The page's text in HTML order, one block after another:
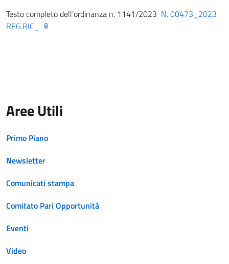
Testo completo dell’ordinanza n. 1141/2023 N. 00473_2023
REG.RIC_
Aree Utili
Primo Piano
Newsletter
Comunicati stampa
Comitato Pari Opportunità
Eventi
Video